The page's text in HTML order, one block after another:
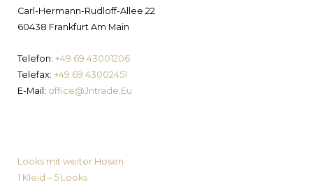
Carl-Hermann-Rudloff-Allee 22
60438 Frankfurt Am Main
Telefon: +49 69 43001206
Telefax: +49 69 43002451
E-Mail: office@Jntrade.Eu
Looks mit weiter Hosen
1 Kleid – 5 Looks